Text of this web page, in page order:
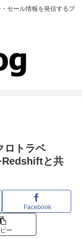
セール情報を発信するブ
ロトラベ
Redshiftと共
Facebook
ー